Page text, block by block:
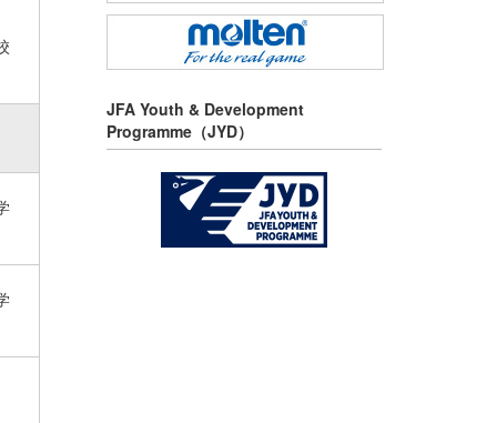
JFA Youth & Development
Programme（JYD）